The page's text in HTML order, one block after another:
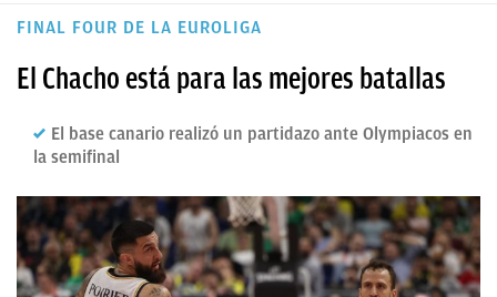
BALONCESTO
FICHAJES
DIRECTO
FINAL FOUR DE LA EUROLIGA
El Chacho está para las mejores batallas
El base canario realizó un partidazo ante Olympiacos en
la semifinal